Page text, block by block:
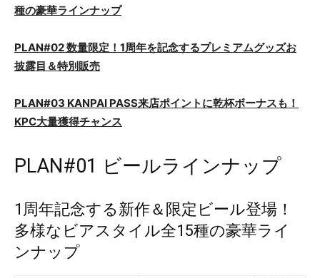
種の豪華ラインナップ
PLAN#02 数量限定！1周年を記念するプレミアムグッズお
披露目＆特別販売
PLAN#03 KANPAI PASS来店ポイントに乾杯ボーナスも！
KPC大量獲得チャンス
PLAN#01 ビールラインナップ
1周年記念する新作＆限定ビール登場！
多様なビアスタイル全15種の豪華ライ
ンナップ